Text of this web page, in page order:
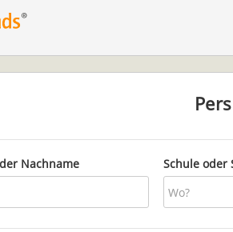
Nachname Schule oder